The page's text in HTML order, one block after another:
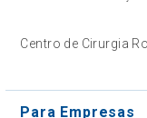
Centro de Cirurgia
Para Empresas